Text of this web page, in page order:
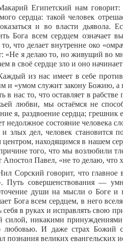
Египетский нам говорит:
сердца: такой человек
и во власти дьявола.
Бога всем сердцем означает
что делает внутренне око
«Не я делаю то, но живущий во
в своё сердце зло и оно
из нас имеет в себе
и «умом служит закону Божию, а
в нас то, что оставляет в
любви, мы остаёмся не
я, раздвоение сердца;
недолжное состояние человека
злых дел, человек становится
находящимся в нашем
того, что мы возлюбили
Апостол Павел, «не то делаю, что
Сорский говорит, что
Путь совершенствования —
души на мысли о Боге и
Бога всем сердцем, в него
себя в руках и исправлять свою
силой, никакими принуждениями
любовью. И даже страх Божий
познания великих